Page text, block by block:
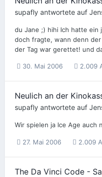
supafly antwortete auf
du Jane ;) hihi Ich hatte ein
doch fragte, wann denn
der Tag war gerettet! und
30. Mai 2006 2.009
Neulich an der
supafly antwortete auf
Wir spielen ja Ice Age auch
27. Mai 2006 2.009
The Da Vinci Code -